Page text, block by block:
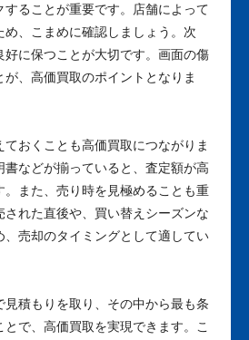
ることが重要です。店舗によって
め、こまめに確認しましょう。次
好に保つことが大切です。画面の傷
、高価買取のポイントとなりま
おくことも高価買取につながりま
などが揃っていると、査定額が高
。また、売り時を見極めることも重
れた直後や、買い替えシーズンな
、売却のタイミングとして適してい
積もりを取り、その中から最も条
で、高価買取を実現できます。こ